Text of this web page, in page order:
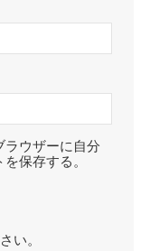
ラウザーに自分
保存する。
い。